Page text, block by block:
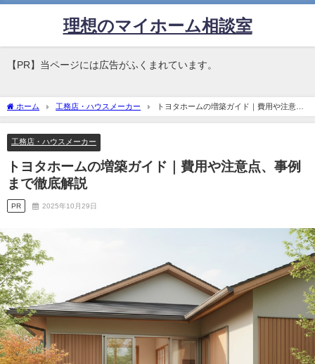
理想のマイホーム相談室
【PR】当ページには広告がふくまれています。
ホーム 工務店・ハウスメーカー
トヨタホームの増築ガイド｜費用や注意
点、事例まで徹底解説
工務店・ハウスメーカー
トヨタホームの増築ガイド｜費用や注意点、事例
まで徹底解説
PR 2025年10月29日